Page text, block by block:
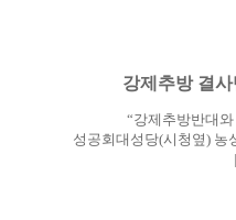
강제추방 결
“강제추방반대
성공회대성당(시청옆) 농